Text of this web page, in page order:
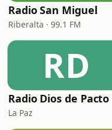
Radio San Miguel
Riberalta · 99.1 FM
RD
La Paz